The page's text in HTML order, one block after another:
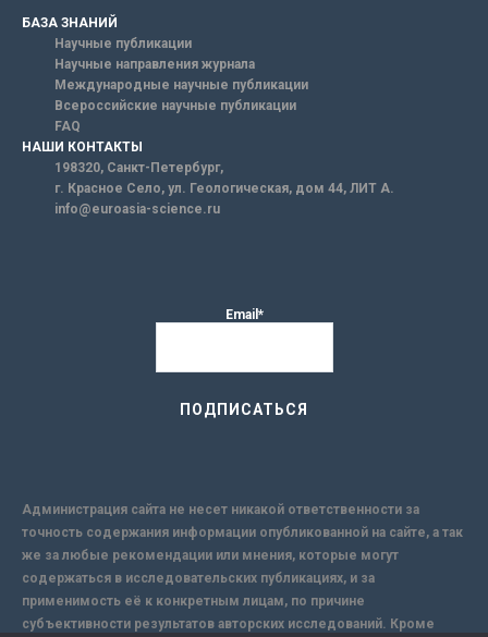
БАЗА ЗНАНИЙ
Научные публикации
Научные направления журнала
Международные научные публикации
Всероссийские научные публикации
FAQ
НАШИ КОНТАКТЫ
198320, Санкт-Петербург,
г. Красное Село, ул. Геологическая, дом 44, ЛИТ А.
info@euroasia-science.ru
Email*
Администрация сайта не несет никакой ответственности за
точность содержания информации опубликованной на сайте, а так
же за любые рекомендации или мнения, которые могут
содержаться в исследовательских публикациях, и за
применимость её к конкретным лицам, по причине
субъективности результатов авторских исследований. Кроме